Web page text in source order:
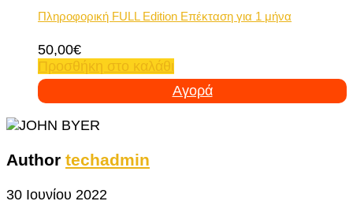
Πληροφορική FULL Edition Επέκταση για 1 μήνα
50,00€
Προσθήκη στο καλάθι
Αγορά
Author techadmin
30 Ιουνίου 2022